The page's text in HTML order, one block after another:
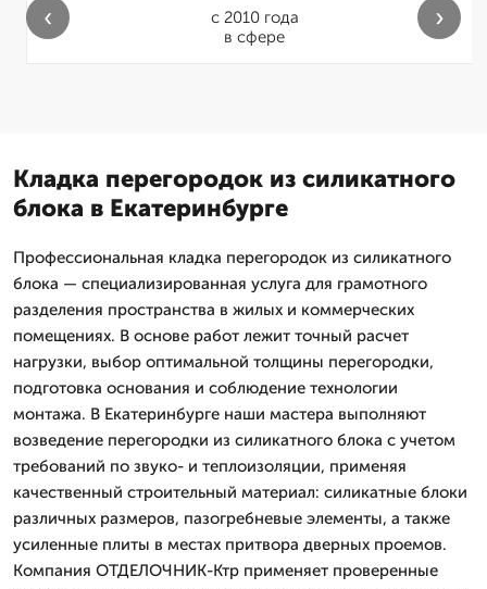
с 2010 года
в сфере
‹ ›
Кладка перегородок из силикатного
блока в Екатеринбурге
Профессиональная кладка перегородок из силикатного
блока — специализированная услуга для грамотного
разделения пространства в жилых и коммерческих
помещениях. В основе работ лежит точный расчет
нагрузки, выбор оптимальной толщины перегородки,
подготовка основания и соблюдение технологии
монтажа. В Екатеринбурге наши мастера выполняют
возведение перегородки из силикатного блока с учетом
требований по звуко- и теплоизоляции, применяя
качественный строительный материал: силикатные блоки
различных размеров, пазогребневые элементы, а также
усиленные плиты в местах притвора дверных проемов.
Компания ОТДЕЛОЧНИК-Ктр применяет проверенные